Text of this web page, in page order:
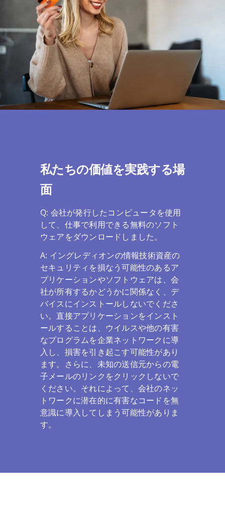
私たちの価値を実践する場
面
Q: 会社が発行したコンピュータを使用
して、仕事で利用できる無料のソフト
ウェアをダウンロードしました。
A: イングレディオンの情報技術資産の
セキュリティを損なう可能性のあるア
プリケーションやソフトウェアは、会
社が所有するかどうかに関係なく、デ
バイスにインストールしないでくださ
い。直接アプリケーションをインスト
ールすることは、ウイルスや他の有害
なプログラムを企業ネットワークに導
入し、損害を引き起こす可能性があり
ます。さらに、未知の送信元からの電
子メールのリンクをクリックしないで
ください。それによって、会社のネッ
トワークに潜在的に有害なコードを無
意識に導入してしまう可能性がありま
す。